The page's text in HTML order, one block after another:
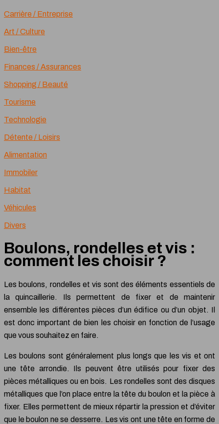
Carrière / Entreprise
Art / Culture
Bien-être
Finances / Assurances
Shopping / Beauté
Tourisme
Technologie
Détente / Loisirs
Alimentation
Immobiler
Habitat
Véhicules
Divers
Boulons, rondelles et vis :
comment les choisir ?
Les boulons, rondelles et vis sont des éléments essentiels de
la quincaillerie. Ils permettent de fixer et de maintenir
ensemble les différentes pièces d’un édifice ou d’un objet. Il
est donc important de bien les choisir en fonction de l’usage
que vous souhaitez en faire.
Les boulons sont généralement plus longs que les vis et ont
une tête arrondie. Ils peuvent être utilisés pour fixer des
pièces métalliques ou en bois. Les rondelles sont des disques
métalliques que l’on place entre la tête du boulon et la pièce à
fixer. Elles permettent de mieux répartir la pression et d’éviter
que le boulon ne se desserre. Les vis ont une tête en forme de